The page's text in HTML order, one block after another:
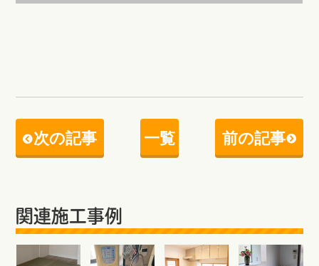
次の記事 一覧 前の記事
関連施工事例